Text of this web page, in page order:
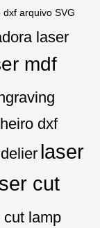
dxf arquivo SVG
laser
mdf
dxf
laser
cut
cut lamp